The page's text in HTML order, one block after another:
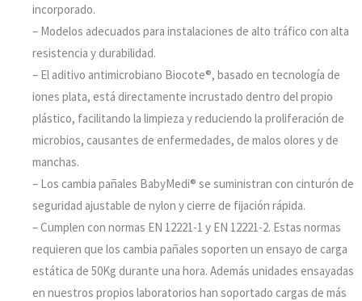
incorporado.
– Modelos adecuados para instalaciones de alto tráfico con alta
resistencia y durabilidad.
– El aditivo antimicrobiano Biocote®, basado en tecnología de
iones plata, está directamente incrustado dentro del propio
plástico, facilitando la limpieza y reduciendo la proliferación de
microbios, causantes de enfermedades, de malos olores y de
manchas.
– Los cambia pañales BabyMedi® se suministran con cinturón de
seguridad ajustable de nylon y cierre de fijación rápida.
– Cumplen con normas EN 12221-1 y EN 12221-2. Estas normas
requieren que los cambia pañales soporten un ensayo de carga
estática de 50Kg durante una hora. Además unidades ensayadas
en nuestros propios laboratorios han soportado cargas de más